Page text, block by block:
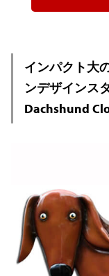
インパクト大
ンデザインス
Dachshund